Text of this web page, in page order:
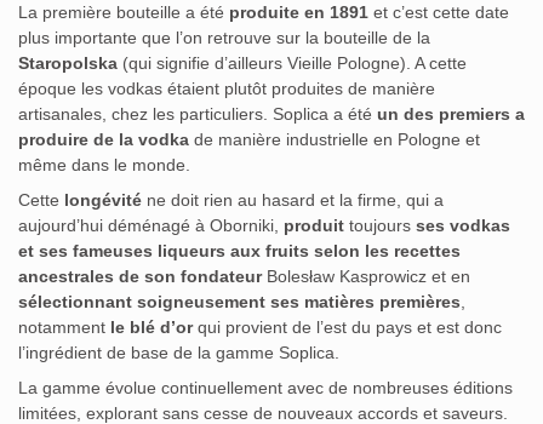
La première bouteille a été produite en 1891 et c’est cette date
plus importante que l’on retrouve sur la bouteille de la
Staropolska (qui signifie d’ailleurs Vieille Pologne). A cette
époque les vodkas étaient plutôt produites de manière
artisanales, chez les particuliers. Soplica a été un des premiers a
produire de la vodka de manière industrielle en Pologne et
même dans le monde.
Cette longévité ne doit rien au hasard et la firme, qui a
aujourd’hui déménagé à Oborniki, produit toujours ses vodkas
et ses fameuses liqueurs aux fruits selon les recettes
ancestrales de son fondateurBolesław Kasprowicz et en
sélectionnant soigneusement ses matières premières
notamment le blé d’orqui provient de l’est du pays et est donc
l’ingrédient de base de la gamme Soplica.
La gamme évolue continuellement avec de nombreuses éditions
limitées, explorant sans cesse de nouveaux accords et saveurs.